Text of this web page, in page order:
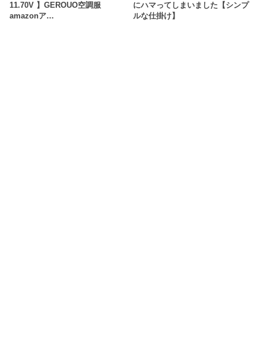
11.70V 】GEROUO空調服
amazonア…
にハマってしまいました【シンプ
ルな仕掛け】